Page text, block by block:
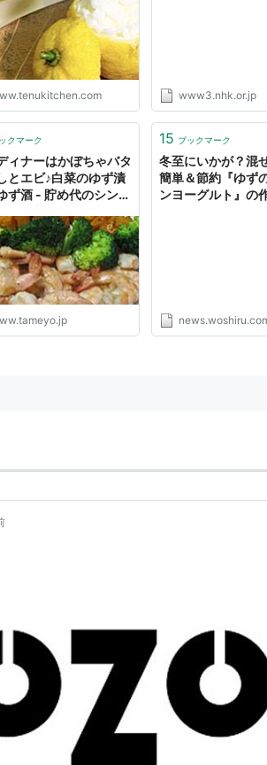
www3.nhk.or.jp
クマーク
ィナーはかぼちゃバタ
とエビ♪白菜のゆず漬
ず酒 - 貯め代のシンプ
15 ブックマーク
冬至にいかが？混
簡単＆節約『ゆず
ンヨーグルト』の